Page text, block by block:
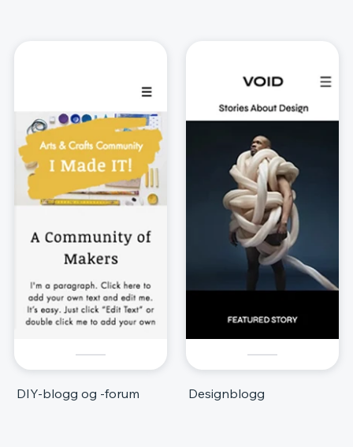
DIY-blogg og -forum Designblogg